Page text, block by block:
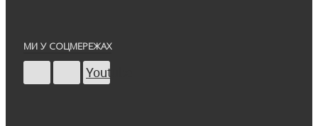
МИ У СОЦМЕРЕЖАХ
Youtube